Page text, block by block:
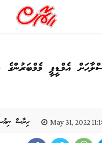
އެމްޑީޕީ މެމްބަރުންގެ
ހިރާސް May 31, 2022